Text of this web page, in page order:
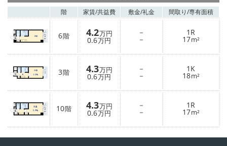
階 家賃/共益費 敷金/礼金 間取り/専有面積
6階 4.2万円
0.6万円
－
－
1R
17m²
3階 4.3万円
0.6万円
－
－
1K
18m²
10階 4.3万円
0.6万円
－
－
1R
17m²